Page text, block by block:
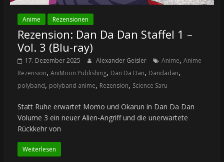
Anime Rezensionen
Rezension: Dan Da Dan Staffel 1 –
Vol. 3 (Blu-ray)
17. Dezember 2025 Alexander Geisler Anime, Anime
Rezension, AniMoon Publishing, Dan Da Dan, Dandadan,
polyband, polyband anime, Rezension, Science Saru
Statt Ruhe erwartet Momo und Okarun in Dan Da Dan
Volume 3 ein neuer Alien-Angriff und die unerwartete
Rückkehr von
Weiterlesen